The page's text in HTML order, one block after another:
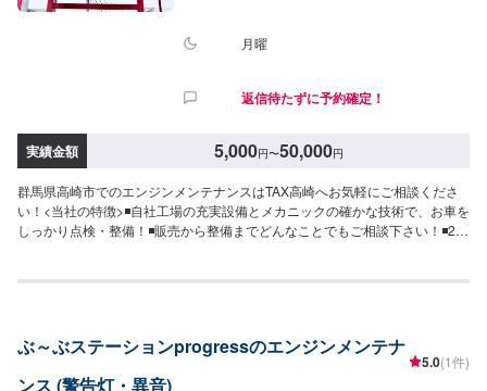
月曜
返信待たずに予約確定！
実績金額 5,000円〜50,000円
群馬県高崎市でのエンジンメンテナンスはTAX高崎へお気軽にご相談くださ
い！<当社の特徴>◾自社工場の充実設備とメカニックの確かな技術で、お車を
しっかり点検・整備！◾販売から整備までどんなことでもご相談下さい！◾24
安く済ませたい…★時間があまり取れない…★車が動かなくなってしまっ
車-----納期について-----納期は通常3日～5日程度で納車となります。(要相談)
納期は前後する場合がございます。予めご了承ください。-----代車について---
--無料の代車をご用意しています。お車の作業中は代車をご利用ください。※
ぶ～ぶステーションprogressのエンジンメンテナ
ンス (警告灯・異音)
5.0(1件)